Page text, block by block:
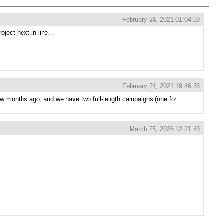
February 24, 2021 01:04:39
next in line…
February 24, 2021 19:46:33
months ago, and we have two full-length campaigns (one for
March 25, 2026 12:21:43